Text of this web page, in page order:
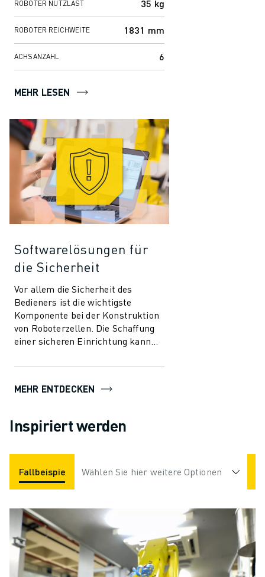
ROBOTER NUTZLAST 35 kg
ROBOTER REICHWEITE 1831 mm
ACHSANZAHL 6
MEHR LESEN
Softwarelösungen für
die Sicherheit
Vor allem die Sicherheit des
Bedieners ist die wichtigste
Komponente bei der Konstruktion
von Roboterzellen. Die Schaffung
einer sicheren Einrichtung kann
erheblichen Ein...
MEHR ENTDECKEN
Inspiriert werden
Fallbeispiele Anwendungen Branchen
Wählen Sie hier weitere Optionen